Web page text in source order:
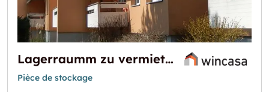
Lagerraumm zu vermieteten
Pièce de stockage